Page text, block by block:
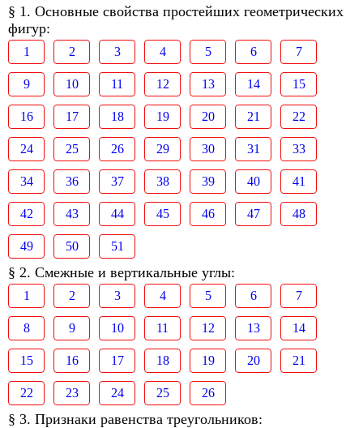
§ 1. Основные свойства простейших геометрических
фигур:
1 2 3 4 5 6 7
9 10 11 12 13 14 15
16 17 18 19 20 21 22
24 25 26 29 30 31 33
34 36 37 38 39 40 41
42 43 44 45 46 47 48
49 50 51
§ 2. Смежные и вертикальные углы:
1 2 3 4 5 6 7
8 9 10 11 12 13 14
15 16 17 18 19 20 21
22 23 24 25 26
§ 3. Признаки равенства треугольников: